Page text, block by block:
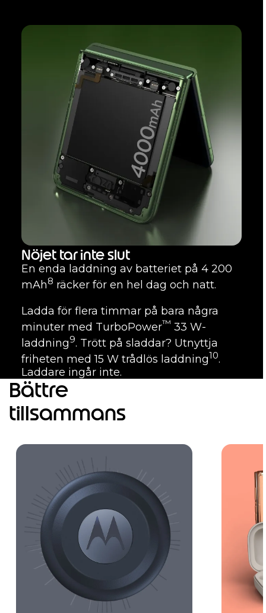
Nöjet tar inte slut
En enda laddning av batteriet på 4 200
mAh8 räcker för en hel dag och natt.
Ladda för flera timmar på bara några
minuter med TurboPower™ 33 W-
laddning9. Trött på sladdar? Utnyttja
friheten med 15 W trådlös laddning10.
Laddare ingår inte.
Bättre
tillsammans